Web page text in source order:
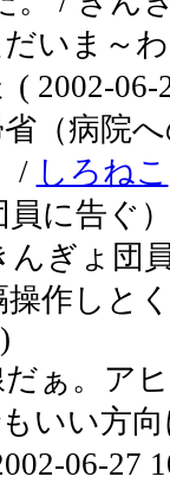
いま～
2002-06-
省（病
/ しろねこ
員に告ぐ
んぎょ団
操作しと
ぁ。ア
いい方
06-27